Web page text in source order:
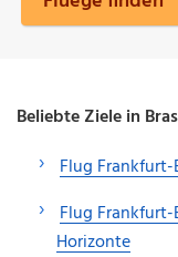
Beliebte Ziele in
Flug Frankfurt-
Flug
Horizonte